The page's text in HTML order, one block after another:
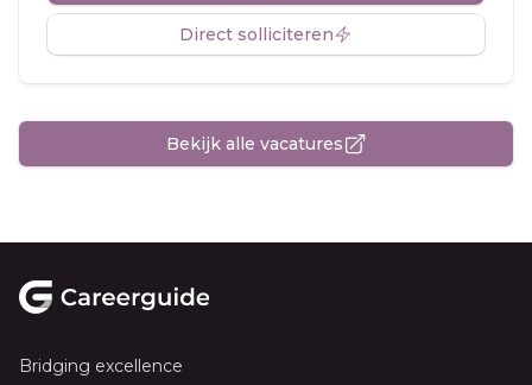
Direct solliciteren
Bekijk alle vacatures
Bridging excellence